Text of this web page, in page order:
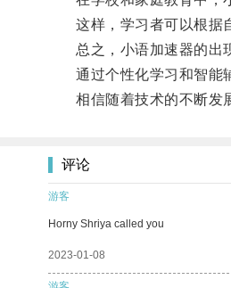
这样，学习者可以根据自
总之，小语加速器的出现
通过个性化学习和智能辅
相信随着技术的不断发展
评论
游客
Horny Shriya called you
2023-01-08